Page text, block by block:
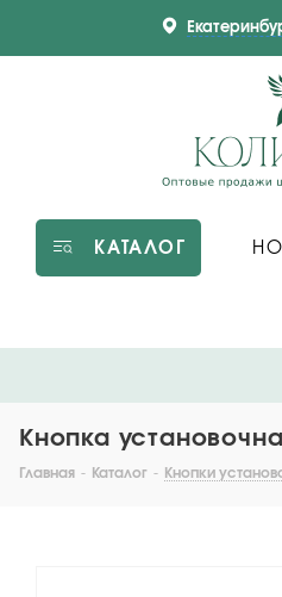
КАТАЛОГ
Кнопка
Главная - Каталог - Кнопки